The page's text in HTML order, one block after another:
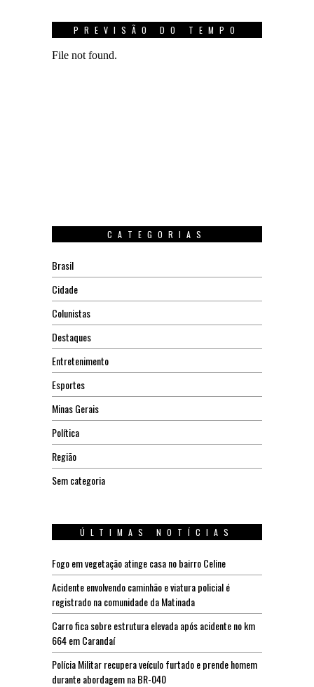
PREVISÃO DO TEMPO
CATEGORIAS
Brasil
Cidade
Colunistas
Destaques
Entretenimento
Esportes
Minas Gerais
Política
Região
Sem categoria
ÚLTIMAS NOTÍCIAS
Fogo em vegetação atinge casa no bairro Celine
Acidente envolvendo caminhão e viatura policial é
registrado na comunidade da Matinada
Carro fica sobre estrutura elevada após acidente no km
664 em Carandaí
Polícia Militar recupera veículo furtado e prende homem
durante abordagem na BR-040